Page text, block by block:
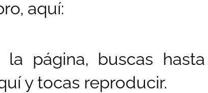
aquí:
la página, buscas hasta
y tocas reproducir.